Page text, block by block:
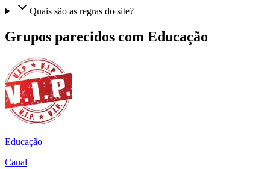
Quais são as regras do site?
Grupos parecidos com Educação
Educação
Canal